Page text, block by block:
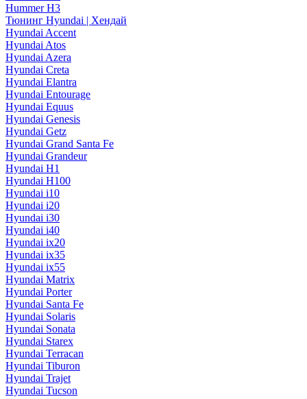
Hummer H3
Тюнинг Hyundai | Хендай
Hyundai Accent
Hyundai Atos
Hyundai Azera
Hyundai Creta
Hyundai Elantra
Hyundai Entourage
Hyundai Equus
Hyundai Genesis
Hyundai Getz
Hyundai Grand Santa Fe
Hyundai Grandeur
Hyundai H1
Hyundai H100
Hyundai i10
Hyundai i20
Hyundai i30
Hyundai i40
Hyundai ix20
Hyundai ix35
Hyundai ix55
Hyundai Matrix
Hyundai Porter
Hyundai Santa Fe
Hyundai Solaris
Hyundai Sonata
Hyundai Starex
Hyundai Terracan
Hyundai Tiburon
Hyundai Trajet
Hyundai Tucson